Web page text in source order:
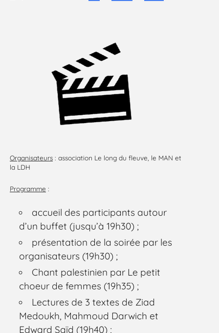
Organisateurs : association Le long du fleuve, le MAN et
la LDH
Programme :
accueil des participants autour
d’un buffet (jusqu’à 19h30) ;
présentation de la soirée par les
organisateurs (19h30) ;
Chant palestinien par Le petit
choeur de femmes (19h35) ;
Lectures de 3 textes de Ziad
Medoukh, Mahmoud Darwich et
Edward Saïd (19h40) ;